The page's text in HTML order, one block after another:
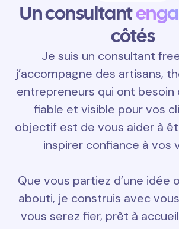
Un consultant
côtés
Je suis un consultant
j’accompagne des artisans,
entrepreneurs qui ont besoin
fiable et visible pour vos
objectif est de vous aider à
inspirer confiance à vos
Que vous partiez d’une idée
abouti, je construis avec
vous serez fier, prêt à